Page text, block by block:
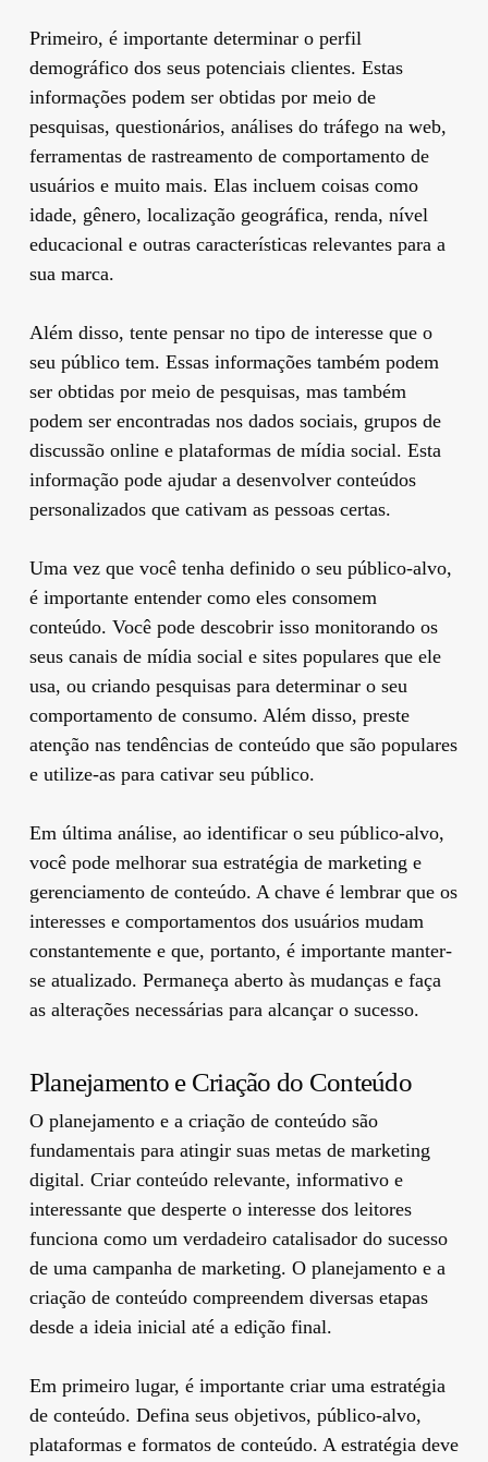
Primeiro, é importante determinar o perfil
demográfico dos seus potenciais clientes. Estas
informações podem ser obtidas por meio de
pesquisas, questionários, análises do tráfego na web,
ferramentas de rastreamento de comportamento de
usuários e muito mais. Elas incluem coisas como
idade, gênero, localização geográfica, renda, nível
educacional e outras características relevantes para a
sua marca.
Além disso, tente pensar no tipo de interesse que o
seu público tem. Essas informações também podem
ser obtidas por meio de pesquisas, mas também
podem ser encontradas nos dados sociais, grupos de
discussão online e plataformas de mídia social. Esta
informação pode ajudar a desenvolver conteúdos
personalizados que cativam as pessoas certas.
Uma vez que você tenha definido o seu público-alvo,
é importante entender como eles consomem
conteúdo. Você pode descobrir isso monitorando os
seus canais de mídia social e sites populares que ele
usa, ou criando pesquisas para determinar o seu
comportamento de consumo. Além disso, preste
atenção nas tendências de conteúdo que são populares
e utilize-as para cativar seu público.
Em última análise, ao identificar o seu público-alvo,
você pode melhorar sua estratégia de marketing e
gerenciamento de conteúdo. A chave é lembrar que os
interesses e comportamentos dos usuários mudam
constantemente e que, portanto, é importante manter-
se atualizado. Permaneça aberto às mudanças e faça
as alterações necessárias para alcançar o sucesso.
Planejamento e Criação do Conteúdo
O planejamento e a criação de conteúdo são
fundamentais para atingir suas metas de marketing
digital. Criar conteúdo relevante, informativo e
interessante que desperte o interesse dos leitores
funciona como um verdadeiro catalisador do sucesso
de uma campanha de marketing. O planejamento e a
criação de conteúdo compreendem diversas etapas
desde a ideia inicial até a edição final.
Em primeiro lugar, é importante criar uma estratégia
de conteúdo. Defina seus objetivos, público-alvo,
plataformas e formatos de conteúdo. A estratégia deve